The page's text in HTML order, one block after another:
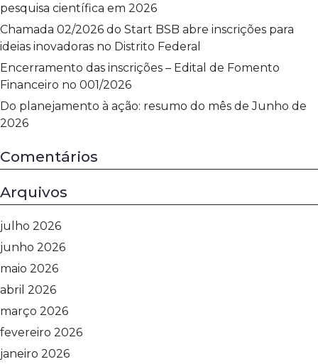
pesquisa científica em 2026
Chamada 02/2026 do Start BSB abre inscrições para
ideias inovadoras no Distrito Federal
Encerramento das inscrições – Edital de Fomento
Financeiro no 001/2026
Do planejamento à ação: resumo do mês de Junho de
2026
Comentários
Arquivos
julho 2026
junho 2026
maio 2026
abril 2026
março 2026
fevereiro 2026
janeiro 2026